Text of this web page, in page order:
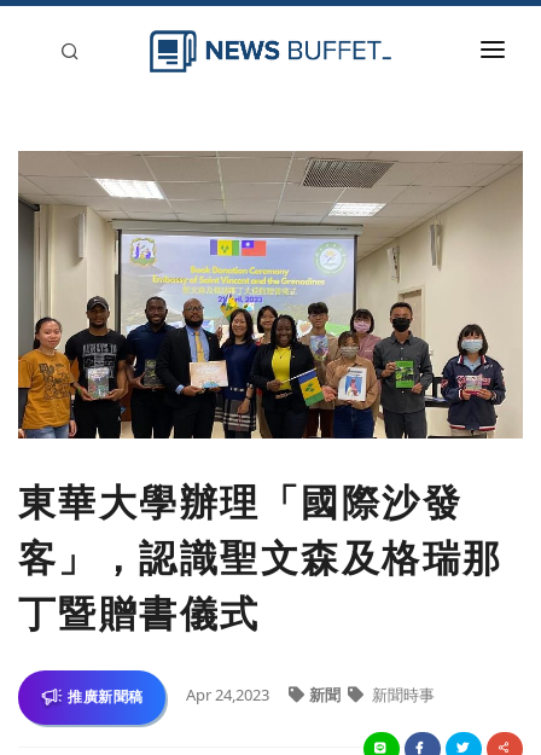
登入
刊登
東華大學辦理「國際沙發
客」，認識聖文森及格瑞那
丁暨贈書儀式
推廣新聞稿 Apr 24,2023 新聞 新聞時事